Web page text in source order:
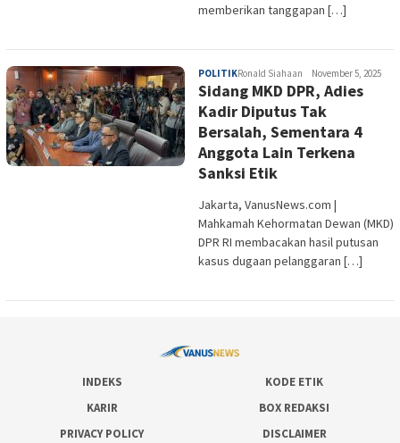
memberikan tanggapan […]
POLITIKRonald Siahaan November 5, 2025
Sidang MKD DPR, Adies
Kadir Diputus Tak
Bersalah, Sementara 4
Anggota Lain Terkena
Sanksi Etik
Jakarta, VanusNews.com |
Mahkamah Kehormatan Dewan (MKD)
DPR RI membacakan hasil putusan
kasus dugaan pelanggaran […]
INDEKS
KODE ETIK
KARIR
BOX REDAKSI
PRIVACY POLICY
DISCLAIMER